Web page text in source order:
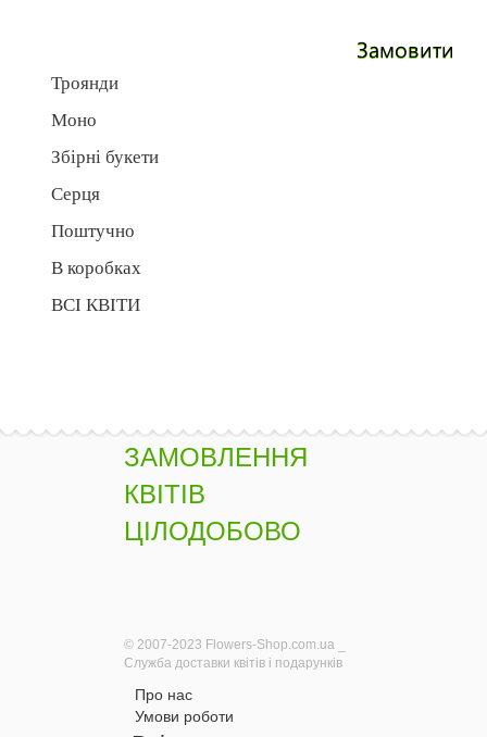
Замовити
Троянди
Моно
Збірні букети
Серця
Поштучно
В коробках
ВСІ КВІТИ
ЗАМОВЛЕННЯ
КВІТІВ
ЦІЛОДОБОВО
© 2007-2023 Flowers-Shop.com.ua _
Служба доставки квітів і подарунків
Про нас
Умови роботи